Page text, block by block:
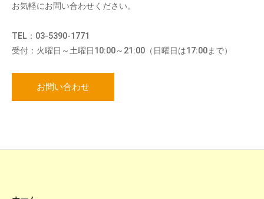
お気軽にお問い合わせください。
TEL：03-5390-1771
受付：火曜日～土曜日10:00～21:00（日曜日は17:00まで）
お問い合わせ